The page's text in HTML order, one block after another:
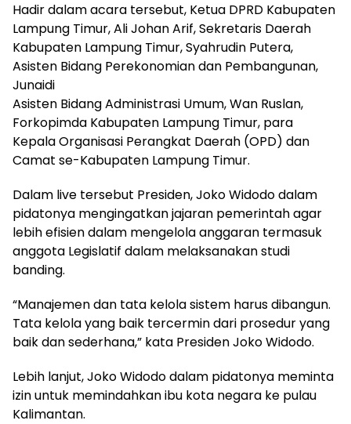
Hadir dalam acara tersebut, Ketua DPRD Kabupaten
Lampung Timur, Ali Johan Arif, Sekretaris Daerah
Kabupaten Lampung Timur, Syahrudin Putera,
Asisten Bidang Perekonomian dan Pembangunan,
Junaidi
Asisten Bidang Administrasi Umum, Wan Ruslan,
Forkopimda Kabupaten Lampung Timur, para
Kepala Organisasi Perangkat Daerah (OPD) dan
Camat se-Kabupaten Lampung Timur.
Dalam live tersebut Presiden, Joko Widodo dalam
pidatonya mengingatkan jajaran pemerintah agar
lebih efisien dalam mengelola anggaran termasuk
anggota Legislatif dalam melaksanakan studi
banding.
“Manajemen dan tata kelola sistem harus dibangun.
Tata kelola yang baik tercermin dari prosedur yang
baik dan sederhana,” kata Presiden Joko Widodo.
Lebih lanjut, Joko Widodo dalam pidatonya meminta
izin untuk memindahkan ibu kota negara ke pulau
Kalimantan.